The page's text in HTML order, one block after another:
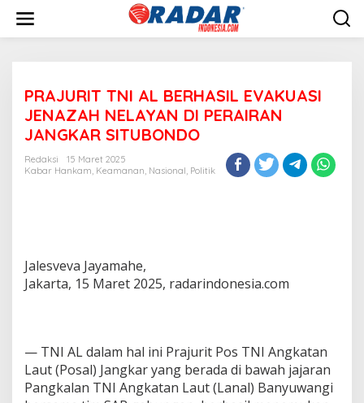
w
PRAJURIT TNI AL BERHASIL EVAKUASI
JENAZAH NELAYAN DI PERAIRAN
JANGKAR SITUBONDO
Redaksi
15 Maret 2025
Kabar Hankam, Keamanan, Nasional, Politik
Jalesveva Jayamahe,
Jakarta, 15 Maret 2025, radarindonesia.com
— TNI AL dalam hal ini Prajurit Pos TNI Angkatan
Laut (Posal) Jangkar yang berada di bawah jajaran
Pangkalan TNI Angkatan Laut (Lanal) Banyuwangi